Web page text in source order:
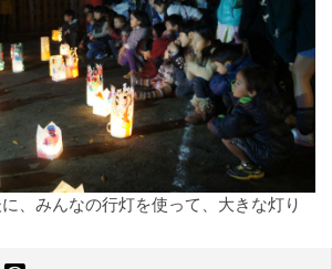
、みんなの行灯を使って、大きな灯り